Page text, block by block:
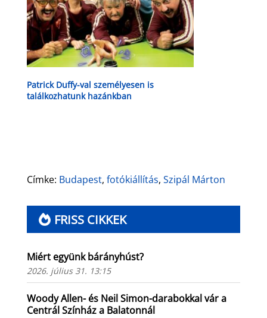
Patrick Duffy-val személyesen is
találkozhatunk hazánkban
Címke: Budapest, fotókiállítás, Szipál Márton
FRISS CIKKEK
Miért együnk bárányhúst?
2026. július 31. 13:15
Woody Allen- és Neil Simon-darabokkal vár a
Centrál Színház a Balatonnál